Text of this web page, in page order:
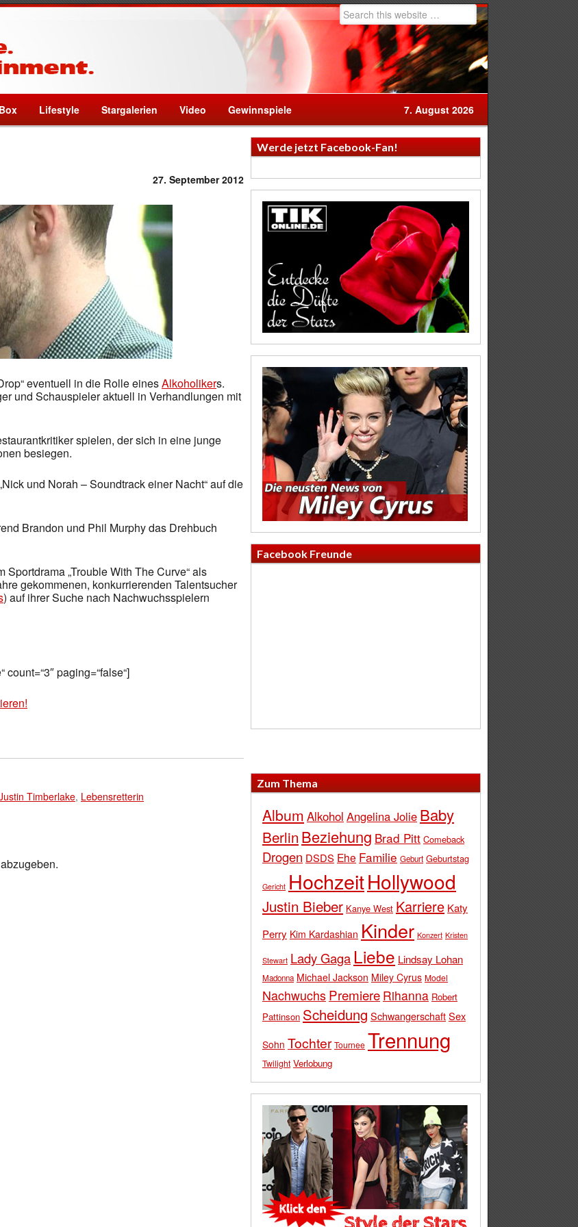
Lifestyle Stargalerien Video Gewinnspiele 7. August 2026
27. September 2012
eventuell in die Rolle einesAlkoholikers.
und Schauspieler aktuell in Verhandlungen mit
spielen, der sich in eine junge
besiegen.
und Norah – Soundtrack einer Nacht“ auf die
Brandon und Phil Murphy das Drehbuch
„Trouble With The Curve“ als
gekommenen, konkurrierenden Talentsucher
) auf ihrer Suche nach Nachwuchsspielern
paging=“false“]
Timberlake, Lebensretterin
Werde jetzt Facebook-Fan!
Facebook Freunde
Zum Thema
Album Alkohol Angelina Jolie Baby
Berlin Beziehung Brad Pitt Comeback
Drogen DSDS Ehe Familie Geburt Geburtstag
Gericht HochzeitHollywood
Justin Bieber Kanye West Karriere Katy
Perry Kim Kardashian Kinder Konzert Kristen
Stewart Lady Gaga Liebe Lindsay Lohan
Madonna Michael Jackson Miley Cyrus Model
Nachwuchs Premiere Rihanna Robert
Pattinson Scheidung SchwangerschaftSex
Sohn Tochter Tournee Trennung
Twilight Verlobung